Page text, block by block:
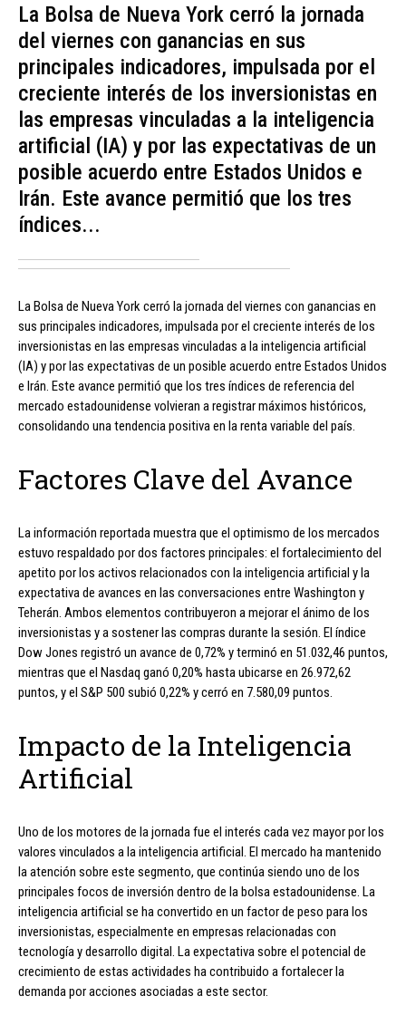
La Bolsa de Nueva York cerró la jornada
del viernes con ganancias en sus
principales indicadores, impulsada por el
creciente interés de los inversionistas en
las empresas vinculadas a la inteligencia
artificial (IA) y por las expectativas de un
posible acuerdo entre Estados Unidos e
Irán. Este avance permitió que los tres
índices...
La Bolsa de Nueva York cerró la jornada del viernes con ganancias en
sus principales indicadores, impulsada por el creciente interés de los
inversionistas en las empresas vinculadas a la inteligencia artificial
(IA) y por las expectativas de un posible acuerdo entre Estados Unidos
e Irán. Este avance permitió que los tres índices de referencia del
mercado estadounidense volvieran a registrar máximos históricos,
consolidando una tendencia positiva en la renta variable del país.
Factores Clave del Avance
La información reportada muestra que el optimismo de los mercados
estuvo respaldado por dos factores principales: el fortalecimiento del
apetito por los activos relacionados con la inteligencia artificial y la
expectativa de avances en las conversaciones entre Washington y
Teherán. Ambos elementos contribuyeron a mejorar el ánimo de los
inversionistas y a sostener las compras durante la sesión. El índice
Dow Jones registró un avance de 0,72% y terminó en 51.032,46 puntos,
mientras que el Nasdaq ganó 0,20% hasta ubicarse en 26.972,62
puntos, y el S&P 500 subió 0,22% y cerró en 7.580,09 puntos.
Impacto de la Inteligencia
Artificial
Uno de los motores de la jornada fue el interés cada vez mayor por los
valores vinculados a la inteligencia artificial. El mercado ha mantenido
la atención sobre este segmento, que continúa siendo uno de los
principales focos de inversión dentro de la bolsa estadounidense. La
inteligencia artificial se ha convertido en un factor de peso para los
inversionistas, especialmente en empresas relacionadas con
tecnología y desarrollo digital. La expectativa sobre el potencial de
crecimiento de estas actividades ha contribuido a fortalecer la
demanda por acciones asociadas a este sector.